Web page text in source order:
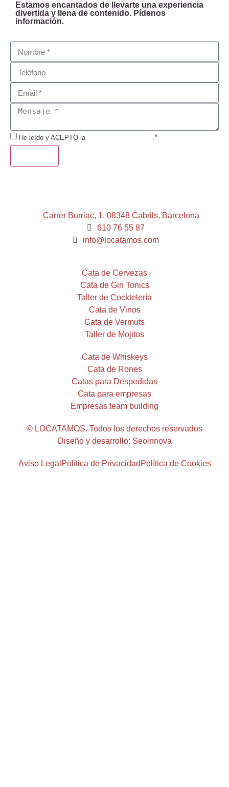
Estamos encantados de llevarte una experiencia
divertida y llena de contenido. Pídenos
información.
He leído y ACEPTO la *
Carrer Burriac, 1, 08348 Cabrils, Barcelona
610 76 55 87
info@locatamos.com
Cata de Cervezas
Cata de Gin Tonics
Taller de Cocktelería
Cata de Vinos
Cata de Vermuts
Taller de Mojitos
Cata de Whiskeys
Cata de Rones
Catas para Despedidas
Cata para empresas
Empresas team building
© LOCATAMOS. Todos los derechos reservados
Diseño y desarrollo: Seoinnova
Aviso Legal Política de Privacidad Política de Cookies